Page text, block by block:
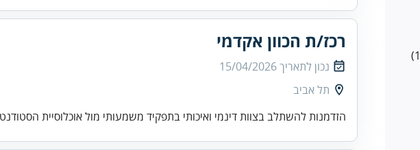
רכז/ת הכוון אקדמי
נכון לתאריך15/04/2026
תל אביב
הזדמנות להשתלב בצוות דינמי ואיכותי בתפקיד משמעותי מול אוכלוסיית